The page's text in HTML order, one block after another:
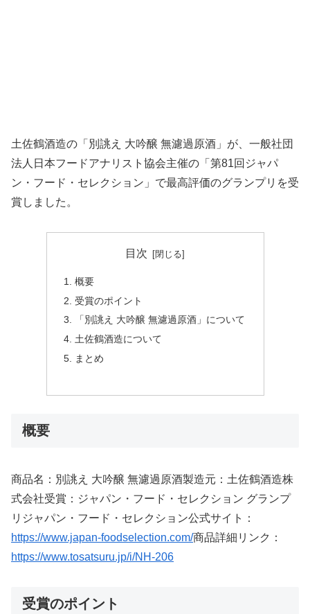
土佐鶴酒造の「別誂え 大吟醸 無濾過原酒」が、一般社団
法人日本フードアナリスト協会主催の「第81回ジャパ
ン・フード・セレクション」で最高評価のグランプリを受
賞しました。
目次
概要
受賞のポイント
「別誂え 大吟醸 無濾過原酒」について
土佐鶴酒造について
まとめ
概要
商品名：別誂え 大吟醸 無濾過原酒製造元：土佐鶴酒造株
式会社受賞：ジャパン・フード・セレクション グランプ
リジャパン・フード・セレクション公式サイト：
https://www.japan-foodselection.com/商品詳細リンク：
https://www.tosatsuru.jp/i/NH-206
受賞のポイント